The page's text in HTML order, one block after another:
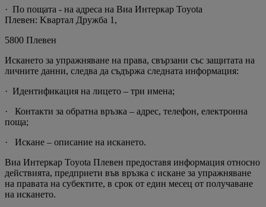
· По пощата - на адреса на Виа Интеркар Toyota
Плевен: Kвартал Дружба 1,
5800 Плевен
Искането за упражняване на права, свързани със защитата на
личните данни, следва да съдържа следната информация:
· Идентификация на лицето – три имена;
· Контакти за обратна връзка – адрес, телефон, електронна
поща;
· Искане – описание на искането.
Виа Интеркар Toyota Плевен предоставя информация относно
действията, предприети във връзка с искане за упражняване
на правата на субектите, в срок от един месец от получаване
на искането.